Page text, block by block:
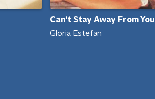
Can't Stay Away From You
Gloria Estefan